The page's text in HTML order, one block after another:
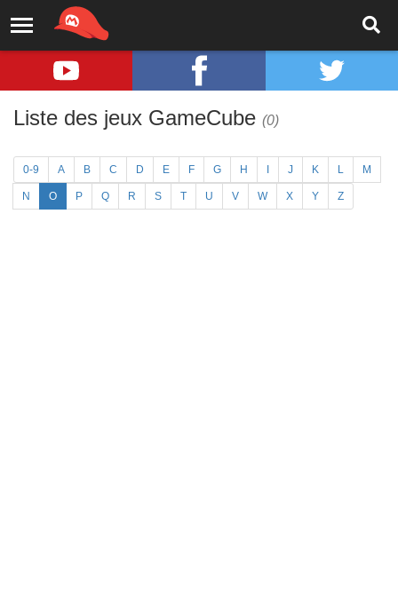
Liste des jeux GameCube (0)
0-9 A B C D E F G H J K L M
N O P Q R S T U V W X Y Z